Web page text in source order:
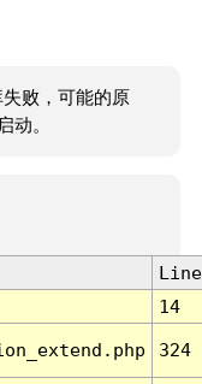
败，可能的原
动。
Line
14
324